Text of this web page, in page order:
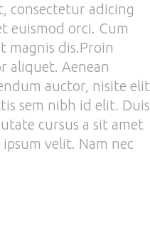
consectetur adicing
euismod orci. Cum
magnis dis.Proin
aliquet. Aenean
auctor, nisite elit
sem nibh id elit. Duis
cursus a sit amet
velit. Nam nec